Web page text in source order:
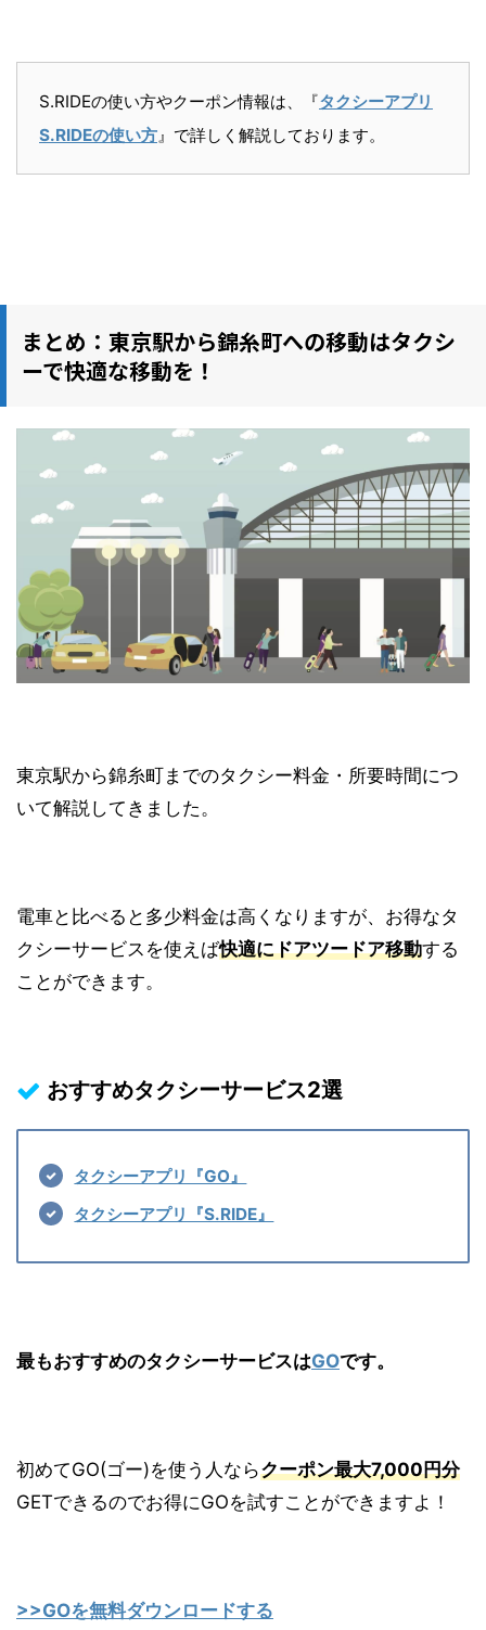
S.RIDEの使い方やクーポン情報は、『タクシーアプリ
S.RIDEの使い方 』で詳しく解説しております。
まとめ：東京駅から錦糸町への移動はタクシ
ーで快適な移動を！
東京駅から錦糸町までのタクシー料金・所要時間につ
いて解説してきました。
電車と比べると多少料金は高くなりますが、お得なタ
クシーサービスを使えば快適にドアツードア移動する
ことができます。
おすすめタクシーサービス2選
タクシーアプリ『GO』
タクシーアプリ『S.RIDE』
最もおすすめのタクシーサービスはGOです。
初めてGO(ゴー)を使う人ならクーポン最大7,000円分
GETできるのでお得にGOを試すことができますよ！
>>GOを無料ダウンロードする